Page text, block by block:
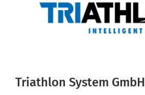
Triathlon System GmbH